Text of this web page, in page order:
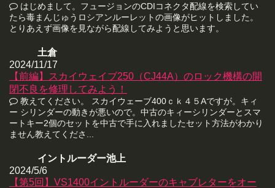
はじめまして。フュージョンのCDIコネクタ配線を検索してい
たら毒まんじゅうロシアンルーレットの画像がヒットしました。
とりあえず画像を見ながら配線してみようと思います。
土倉
2024/11/17
【前編】スカイウェイブ250（CJ44A）のロック機構の開
閉不良を修理してみよう！
教えてください。 スカイウェーブ400ｃｋ４５Aですが。キィ
ー シリンダーの動きが悪いので。中古のキィーシリンダーとスマ
ートキー2個のセットを中古で手に入れましたセット方法がわかり
ません教えてくださ...
イントルーダー池上
2024/5/6
【第5回】VS1400イントルーダーのキャブレターをオー